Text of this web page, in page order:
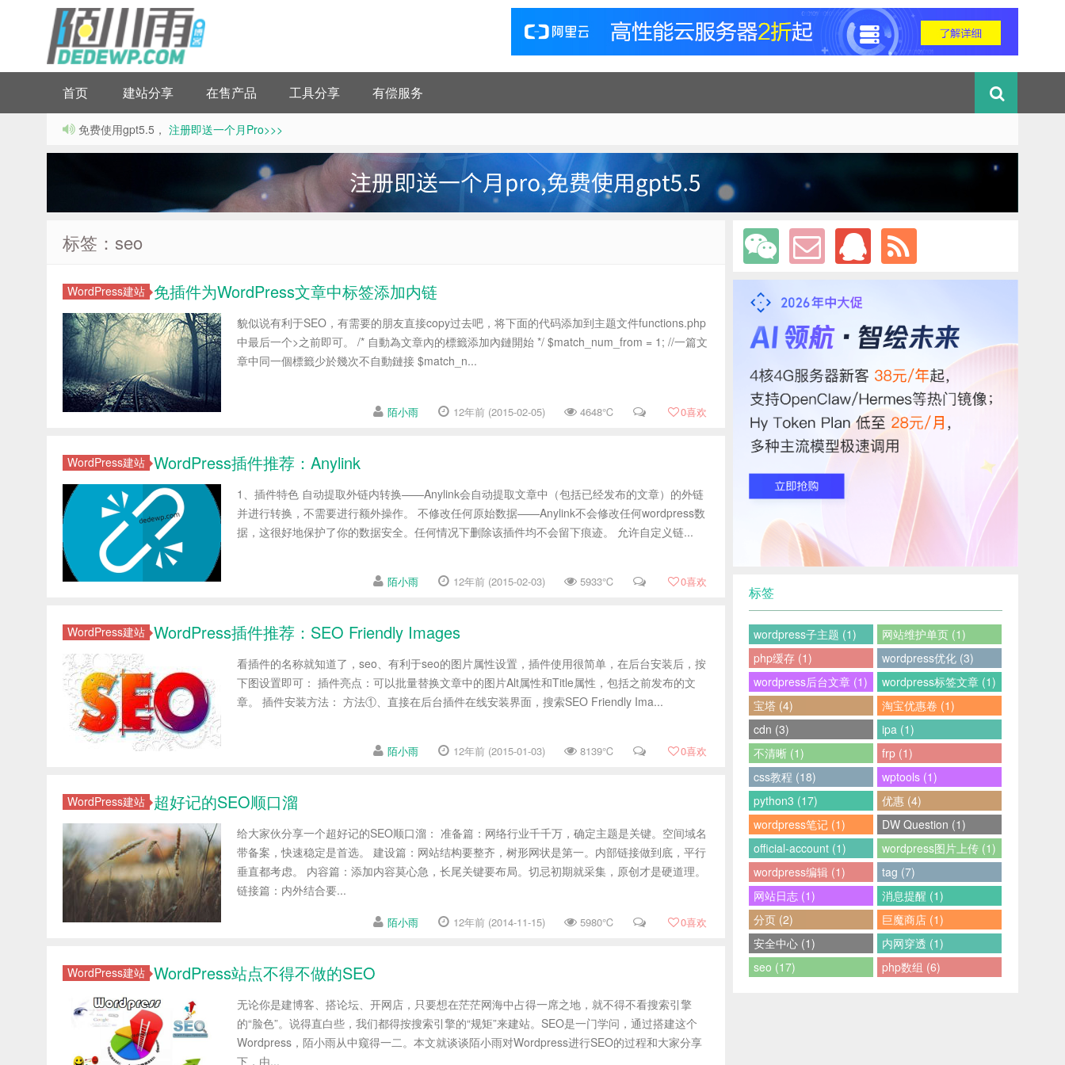
首页 建站分享 在售产品 工具分享 有偿服务
免费使用gpt5.5， 注册即送一个月Pro>>>
标签：seo
WordPress建站 免插件为WordPress文章中标签添加内链
貌似说有利于SEO，有需要的朋友直接copy过去吧，将下面的代码添加到主题文件functions.php
中最后一个>之前即可。 /* 自動為文章內的標籤添加內鏈開始 */ $match_num_from = 1; //一篇文
章中同一個標籤少於幾次不自動鏈接 $match_n...
陌小雨 12年前 (2015-02-05) 4648℃ 0喜欢
WordPress建站 WordPress插件推荐：Anylink
1、插件特色 自动提取外链内转换——Anylink会自动提取文章中（包括已经发布的文章）的外链
并进行转换，不需要进行额外操作。 不修改任何原始数据——Anylink不会修改任何wordpress数
据，这很好地保护了你的数据安全。任何情况下删除该插件均不会留下痕迹。 允许自定义链...
陌小雨 12年前 (2015-02-03) 5933℃ 0喜欢
WordPress建站 WordPress插件推荐：SEO Friendly Images
看插件的名称就知道了，seo、有利于seo的图片属性设置，插件使用很简单，在后台安装后，按
下图设置即可： 插件亮点：可以批量替换文章中的图片Alt属性和Title属性，包括之前发布的文
章。 插件安装方法： 方法①、直接在后台插件在线安装界面，搜索SEO Friendly Ima...
陌小雨 12年前 (2015-01-03) 8139℃ 0喜欢
WordPress建站 超好记的SEO顺口溜
给大家伙分享一个超好记的SEO顺口溜： 准备篇：网络行业千千万，确定主题是关键。空间域名
带备案，快速稳定是首选。 建设篇：网站结构要整齐，树形网状是第一。内部链接做到底，平行
垂直都考虑。 内容篇：添加内容莫心急，长尾关键要布局。切忌初期就采集，原创才是硬道理。
链接篇：内外结合要...
陌小雨 12年前 (2014-11-15) 5980℃ 0喜欢
WordPress建站 WordPress站点不得不做的SEO
无论你是建博客、搭论坛、开网店，只要想在茫茫网海中占得一席之地，就不得不看搜索引擎
的“脸色”。说得直白些，我们都得按搜索引擎的“规矩”来建站。SEO是一门学问，通过搭建这个
Wordpress，陌小雨从中窥得一二。本文就谈谈陌小雨对Wordpress进行SEO的过程和大家分享
下，由...
标签
wordpress子主题 (1)
网站维护单页 (1)
php缓存 (1)
wordpress优化 (3)
wordpress后台文章 (1)
wordpress标签文章 (1)
宝塔 (4)
淘宝优惠卷 (1)
cdn (3)
ipa (1)
不清晰 (1)
frp (1)
css教程 (18)
wptools (1)
python3 (17)
优惠 (4)
wordpress笔记 (1)
DW Question (1)
official-account (1)
wordpress图片上传 (1)
wordpress编辑 (1)
tag (7)
网站日志 (1)
消息提醒 (1)
分页 (2)
巨魔商店 (1)
安全中心 (1)
内网穿透 (1)
seo (17)
php数组 (6)